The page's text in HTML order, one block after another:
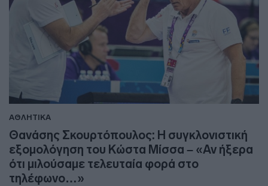
ΑΘΛΗΤΙΚΑ
Θανάσης Σκουρτόπουλος: Η συγκλονιστική
εξομολόγηση του Κώστα Μίσσα – «Αν ήξερα
ότι μιλούσαμε τελευταία φορά στο
τηλέφωνο…»